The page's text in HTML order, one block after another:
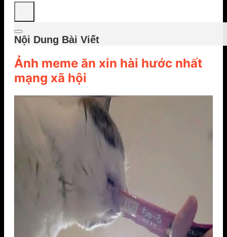
Nội Dung Bài Viết
Ảnh meme ăn xin hài hước nhất
mạng xã hội